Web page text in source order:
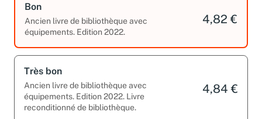
Bon
Ancien livre de bibliothèque avec
équipements. Edition 2022.
4,82 €
Très bon
Ancien livre de bibliothèque avec
équipements. Edition 2022. Livre
reconditionné de bibliothèque.
4,84 €